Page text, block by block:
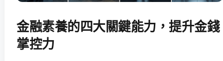
金融素養的四大關鍵能力，提升金錢
掌控力